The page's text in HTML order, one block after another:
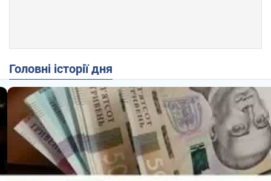
Головні історії дня